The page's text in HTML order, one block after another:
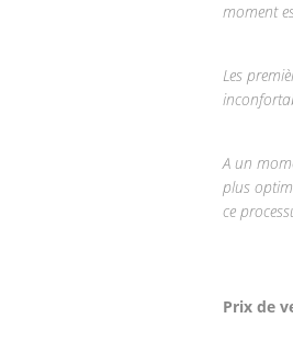
moment
Les
A un
plus
ce
Prix de